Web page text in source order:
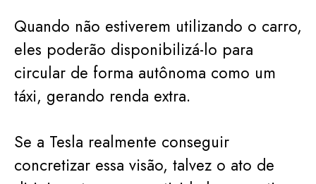
Quando não estiverem utilizando o carro,
eles poderão disponibilizá-lo para
circular de forma autônoma como um
táxi, gerando renda extra.
Se a Tesla realmente conseguir
concretizar essa visão, talvez o ato de